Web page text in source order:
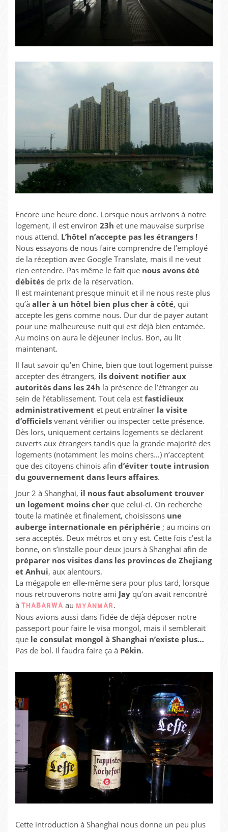
Encore une heure donc. Lorsque nous arrivons à notre
logement, il est environ 23h et une mauvaise surprise
nous attend. L’hôtel n’accepte pas les étrangers !
Nous essayons de nous faire comprendre de l’employé
de la réception avec Google Translate, mais il ne veut
rien entendre. Pas même le fait que nous avons été
débités de prix de la réservation.
Il est maintenant presque minuit et il ne nous reste plus
qu’à aller à un hôtel bien plus cher à côté, qui
accepte les gens comme nous. Dur dur de payer autant
pour une malheureuse nuit qui est déjà bien entamée.
Au moins on aura le déjeuner inclus. Bon, au lit
maintenant.
Il faut savoir qu’en Chine, bien que tout logement puisse
accepter des étrangers, ils doivent notifier aux
autorités dans les 24h la présence de l’étranger au
sein de l’établissement. Tout cela est fastidieux
administrativement et peut entraîner la visite
d’officiels venant vérifier ou inspecter cette présence.
Dès lors, uniquement certains logements se déclarent
ouverts aux étrangers tandis que la grande majorité des
logements (notamment les moins chers…) n’acceptent
que des citoyens chinois afin d’éviter toute intrusion
du gouvernement dans leurs affaires.
Jour 2 à Shanghai, il nous faut absolument trouver
un logement moins cher que celui-ci. On recherche
toute la matinée et finalement, choisissons une
auberge internationale en périphérie ; au moins on
sera acceptés. Deux métros et on y est. Cette fois c’est la
bonne, on s’installe pour deux jours à Shanghai afin de
préparer nos visites dans les provinces de Zhejiang
et Anhui, aux alentours.
La mégapole en elle-même sera pour plus tard, lorsque
nous retrouverons notre ami Jay qu’on avait rencontré
à THABARWA au MYANMAR.
Nous avions aussi dans l’idée de déjà déposer notre
passeport pour faire le visa mongol, mais il semblerait
que le consulat mongol à Shanghai n’existe plus…
Pas de bol. Il faudra faire ça à Pékin.
Cette introduction à Shanghai nous donne un peu plus